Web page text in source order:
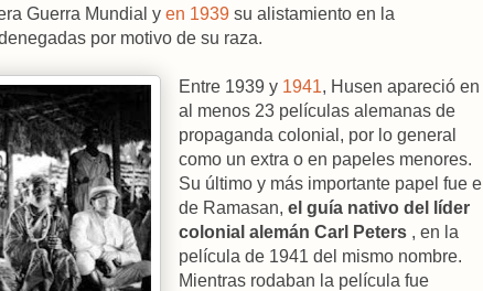
Guerra Mundial y en 1939 su alistamiento en la
por motivo de su raza.
Entre 1939 y 1941, Husen apareció en
al menos 23 películas alemanas de
propaganda colonial, por lo general
como un extra o en papeles menores.
Su último y más importante papel fue el
de Ramasan, el guía nativo del líder
colonial alemán Carl Peters , en la
película de 1941 del mismo nombre.
Mientras rodaban la película fue